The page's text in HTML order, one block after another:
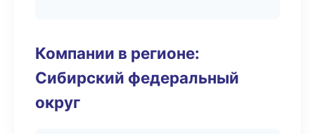
Компании в регионе:
Сибирский федеральный
округ